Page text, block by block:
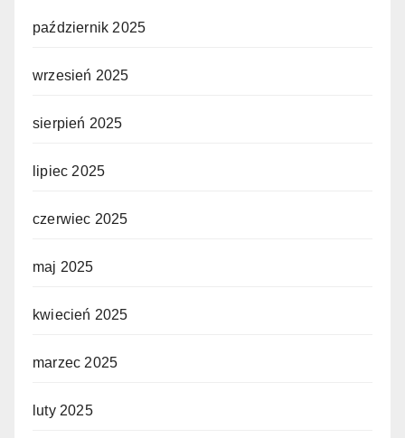
październik 2025
wrzesień 2025
sierpień 2025
lipiec 2025
czerwiec 2025
maj 2025
kwiecień 2025
marzec 2025
luty 2025